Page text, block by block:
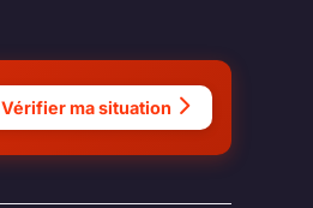
Vérifier ma situation